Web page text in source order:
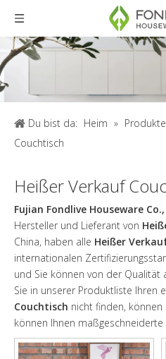
Du bist da: Heim » Produkte
Couchtisch
Heißer Verkauf
Fujian Fondlive Houseware
Hersteller und Lieferant von
China, haben alle Heißer
internationalen
und Sie können von der Qualität
Sie in unserer Produktliste Ihren
Couchtisch nicht finden,
können Ihnen